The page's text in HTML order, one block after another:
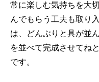
常に楽しむ気持ちを大
んでもらう工夫も取り
は、どんぶりと具が並
を並べて完成させてね
です。